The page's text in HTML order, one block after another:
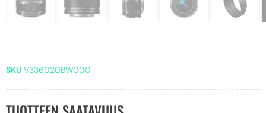
SKU V336020BW000